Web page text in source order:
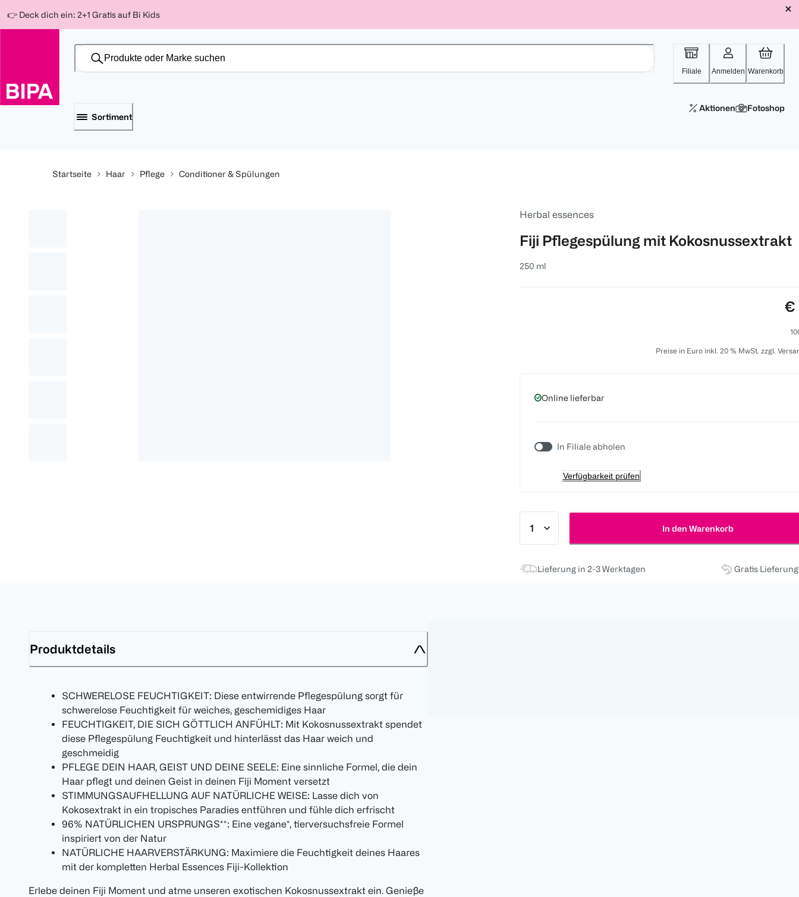
-10%
Für
150 Ös
-15%
Für
300 Ös
-20%
Für
500 Ös
zum
👉 Deck dich ein: 2+1 Gratis auf Bi Kids
Filiale Anmelden Warenkorb
Sortiment
Aktionen Fotoshop
Startseite Haar Pflege Conditioner & Spülungen
Herbal essences
Fiji Pflegespülung mit Kokosnussextrakt
250 ml
€
Preise in Euro inkl. 20 % MwSt. zzgl.
Online lieferbar
In Filiale abholen
Verfügbarkeit prüfen
In den Warenkorb
Lieferung in 2-3 Werktagen Gratis
Produktdetails
SCHWERELOSE FEUCHTIGKEIT: Diese entwirrende Pflegespülung sorgt für
schwerelose Feuchtigkeit für weiches, geschemidiges Haar
FEUCHTIGKEIT, DIE SICH GÖTTLICH ANFÜHLT: Mit Kokosnussextrakt spendet
diese Pflegespülung Feuchtigkeit und hinterlässt das Haar weich und
geschmeidig
PFLEGE DEIN HAAR, GEIST UND DEINE SEELE: Eine sinnliche Formel, die dein
Haar pflegt und deinen Geist in deinen Fiji Moment versetzt
STIMMUNGSAUFHELLUNG AUF NATÜRLICHE WEISE: Lasse dich von
Kokosextrakt in ein tropisches Paradies entführen und fühle dich erfrischt
96% NATÜRLICHEN URSPRUNGS**: Eine vegane*, tierversuchsfreie Formel
inspiriert von der Natur
NATÜRLICHE HAARVERSTÄRKUNG: Maximiere die Feuchtigkeit deines Haares
mit der kompletten Herbal Essences Fiji-Kollektion
Erlebe deinen Fiji Moment und atme unseren exotischen Kokosnussextrakt ein. Genieße